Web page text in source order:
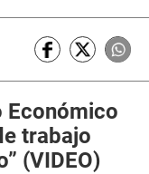
Económico
trabajo
(VIDEO)